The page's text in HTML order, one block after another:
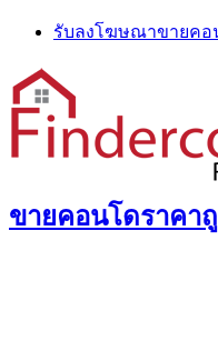
Skip
content
รับลงโฆษณาขายคอ
ขายคอนโดราคา